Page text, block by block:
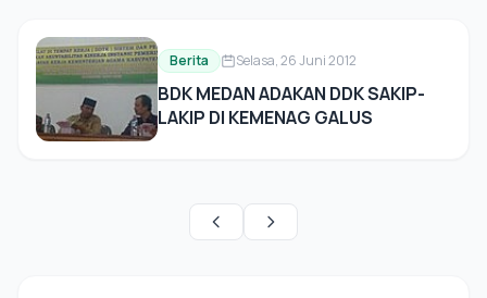
Berita Selasa, 26 Juni 2012
BDK MEDAN ADAKAN DDK SAKIP-
LAKIP DI KEMENAG GALUS